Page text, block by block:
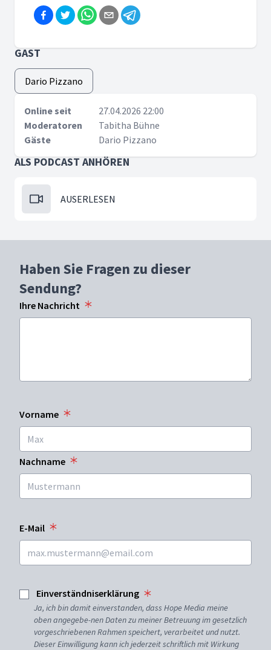
GAST
Dario Pizzano
Online seit
27.04.2026 22:00
Moderatoren
Tabitha Bühne
Gäste
Dario Pizzano
ALS PODCAST ANHÖREN
AUSERLESEN
Haben Sie Fragen zu dieser
Sendung?
Ihre Nachricht
Vorname
Nachname
E-Mail
Einverständniserklärung
Ja, ich bin damit einverstanden, dass Hope Media meine
oben angegebe-nen Daten zu meiner Betreuung im gesetzlich
vorgeschriebenen Rahmen speichert, verarbeitet und nutzt.
Dieser Einwilligung kann ich jederzeit schriftlich mit Wirkung